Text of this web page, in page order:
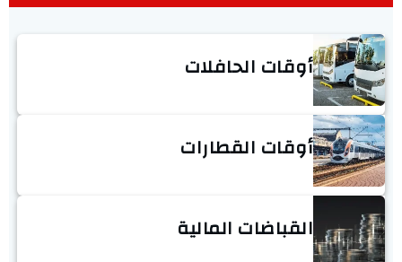
أوقات الحافلات
أوقات القطارات
القباضات المالية